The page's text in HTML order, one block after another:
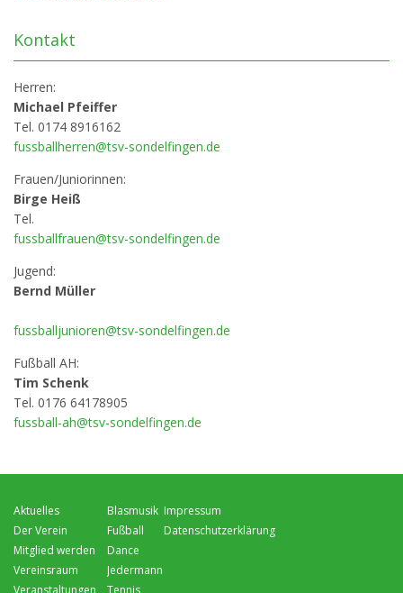
Kontakt
Herren:
Michael Pfeiffer
Tel. 0174 8916162
fussballherren@tsv-sondelfingen.de
Frauen/Juniorinnen:
Birge Heiß
Tel.
fussballfrauen@tsv-sondelfingen.de
Jugend:
Bernd Müller
fussballjunioren@tsv-sondelfingen.de
Fußball AH:
Tim Schenk
Tel. 0176 64178905
fussball-ah@tsv-sondelfingen.de
Navigation
überspringen
Aktuelles
Der Verein
Mitglied werden
Vereinsraum
Veranstaltungen
Navigation
überspringen
Blasmusik
Fußball
Dance
Jedermann
Tennis
Navigation
überspringen
Impressum
Datenschutzerklärung